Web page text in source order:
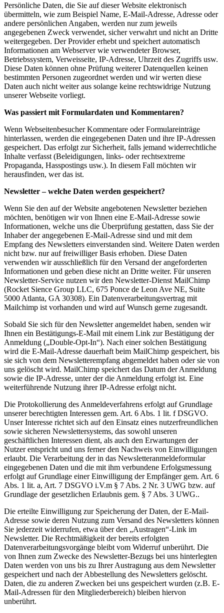
Persönliche Daten, die Sie auf dieser Website elektronisch
übermitteln, wie zum Beispiel Name, E-Mail-Adresse, Adresse oder
andere persönlichen Angaben, werden nur zum jeweils
angegebenen Zweck verwendet, sicher verwahrt und nicht an Dritte
weitergegeben. Der Provider erhebt und speichert automatisch
Informationen am Webserver wie verwendeter Browser,
Betriebssystem, Verweisseite, IP-Adresse, Uhrzeit des Zugriffs usw.
Diese Daten können ohne Prüfung weiterer Datenquellen keinen
bestimmten Personen zugeordnet werden und wir werten diese
Daten auch nicht weiter aus solange keine rechtswidrige Nutzung
unserer Webseite vorliegt.
Was passiert mit Formulardaten und Kommentaren?
Wenn Webseitenbesucher Kommentare oder Formulareinträge
hinterlassen, werden die eingegebenen Daten und ihre IP-Adressen
gespeichert. Das erfolgt zur Sicherheit, falls jemand widerrechtliche
Inhalte verfasst (Beleidigungen, links- oder rechtsextreme
Propaganda, Hasspostings usw.). In diesem Fall möchten wir
herausfinden, wer das ist.
Newsletter – welche Daten werden gespeichert?
Wenn Sie den auf der Website angebotenen Newsletter beziehen
möchten, benötigen wir von Ihnen eine E-Mail-Adresse sowie
Informationen, welche uns die Überprüfung gestatten, dass Sie der
Inhaber der angegebenen E-Mail-Adresse sind und mit dem
Empfang des Newsletters einverstanden sind. Weitere Daten werden
nicht bzw. nur auf freiwilliger Basis erhoben. Diese Daten
verwenden wir ausschließlich für den Versand der angeforderten
Informationen und geben diese nicht an Dritte weiter. Für unseren
Newsletter-Service nutzen wir den Newsletter-Dienst MailChimp
(Rocket Sience Group LLC, 675 Ponce de Leon Ave NE, Suite
5000 Atlanta, GA 30308). Ein Datenverarbeitungsvertrag mit
Mailchimp ist vorhanden und wird auf Wunsch gerne zugesandt.
Sobald Sie sich für den Newsletter angemeldet haben, senden wir
Ihnen ein Bestätigungs-E-Mail mit einem Link zur Bestätigung der
Anmeldung („Double-Opt-In“). Nach einer solchen Bestätigung
wird die E-Mail-Adresse dauerhaft beim MailChimp gespeichert, bis
sie sich von dem Newsletterempfang abgemeldet haben oder sie von
uns gelöscht wird. MailChimp speichert das Datum der Anmeldung
sowie die IP-Adresse, unter der die Anmeldung erfolgt ist. Eine
weiterführende Nutzung ihrer IP-Adresse erfolgt nicht.
Die Protokollierung des Anmeldeverfahrens erfolgt auf Grundlage
unserer berechtigten Interessen gem. Art. 6 Abs. 1 lit. f DSGVO.
Unser Interesse richtet sich auf den Einsatz eines nutzerfreundlichen
sowie sicheren Newslettersystems, das sowohl unseren
geschäftlichen Interessen dient, als auch den Erwartungen der
Nutzer entspricht und uns ferner den Nachweis von Einwilligungen
erlaubt. Die Verarbeitung der in das Newsletteranmeldeformular
eingegebenen Daten und die mit ihm verbundene Erfolgsmessung
erfolgt auf Grundlage einer Einwilligung der Empfänger gem. Art. 6
Abs. 1 lit. a, Art. 7 DSGVO i.V.m § 7 Abs. 2 Nr. 3 UWG bzw. auf
Grundlage der gesetzlichen Erlaubnis gem. § 7 Abs. 3 UWG..
Die erteilte Einwilligung zur Speicherung der Daten, der E-Mail-
Adresse sowie deren Nutzung zum Versand des Newsletters können
Sie jederzeit widerrufen, etwa über den „Austragen“-Link im
Newsletter. Die Rechtmäßigkeit der bereits erfolgten
Datenverarbeitungsvorgänge bleibt vom Widerruf unberührt. Die
von Ihnen zum Zwecke des Newsletter-Bezugs bei uns hinterlegten
Daten werden von uns bis zu Ihrer Austragung aus dem Newsletter
gespeichert und nach der Abbestellung des Newsletters gelöscht.
Daten, die zu anderen Zwecken bei uns gespeichert wurden (z.B. E-
Mail-Adressen für den Mitgliederbereich) bleiben hiervon
unberührt.